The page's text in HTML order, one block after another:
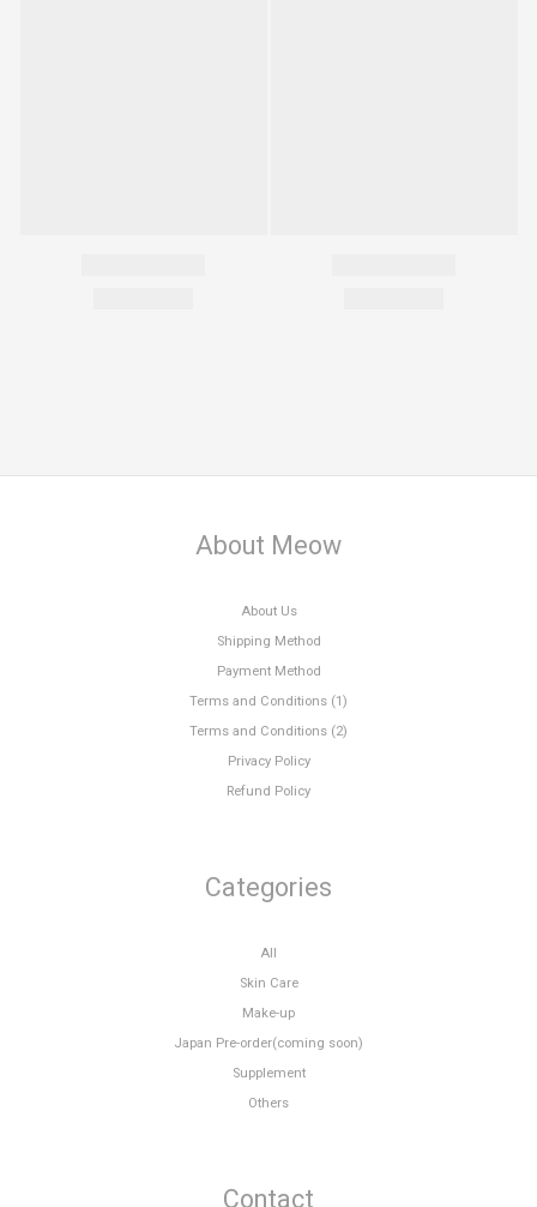
About Meow
About Us
Shipping Method
Payment Method
Terms and Conditions (1)
Terms and Conditions (2)
Privacy Policy
Refund Policy
Categories
All
Skin Care
Make-up
Japan Pre-order(coming soon)
Supplement
Others
Contact